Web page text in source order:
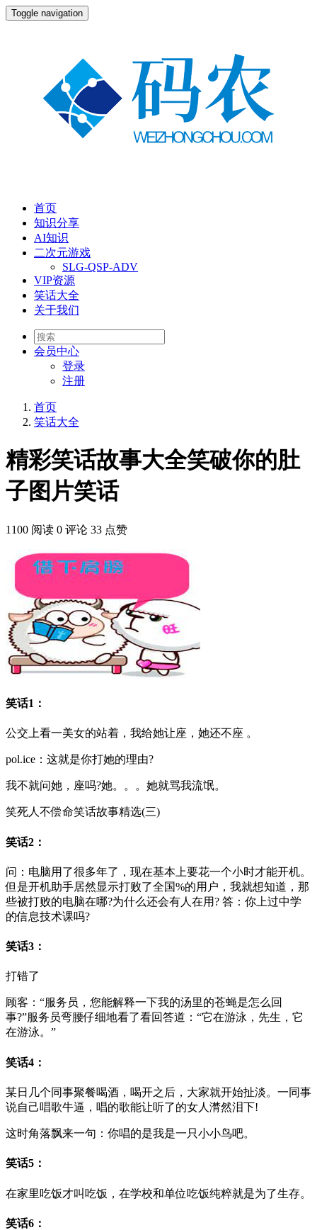
Toggle navigation
首页
知识分享
AI知识
二次元游戏
SLG-QSP-ADV
VIP资源
笑话大全
关于我们
会员中心
登录
注册
首页
笑话大全
精彩笑话故事大全笑破你的肚
子图片笑话
1100 阅读 0 评论 33 点赞
笑话1：
公交上看一美女的站着，我给她让座，她还不座 。
pol.ice：这就是你打她的理由?
我不就问她，座吗?她。。。她就骂我流氓。
笑死人不偿命笑话故事精选(三)
笑话2：
问：电脑用了很多年了，现在基本上要花一个小时才能开机。
但是开机助手居然显示打败了全国%的用户，我就想知道，那
些被打败的电脑在哪?为什么还会有人在用? 答：你上过中学
的信息技术课吗?
笑话3：
打错了
顾客：“服务员，您能解释一下我的汤里的苍蝇是怎么回
事?”服务员弯腰仔细地看了看回答道：“它在游泳，先生，它
在游泳。”
笑话4：
某日几个同事聚餐喝酒，喝开之后，大家就开始扯淡。一同事
说自己唱歌牛逼，唱的歌能让听了的女人潸然泪下!
这时角落飘来一句：你唱的是我是一只小小鸟吧。
笑话5：
在家里吃饭才叫吃饭，在学校和单位吃饭纯粹就是为了生存。
笑话6：